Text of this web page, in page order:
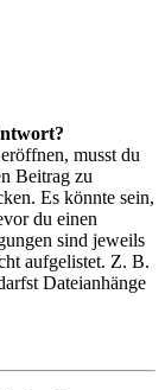
musst du
Beitrag zu
Es könnte sein,
du einen
sind jeweils
aufgelistet. Z. B.
Dateianhänge